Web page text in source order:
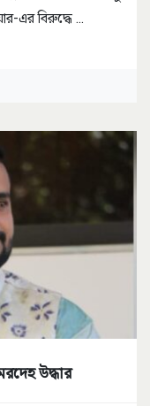
এর বিরুদ্ধে ...
উদ্ধার